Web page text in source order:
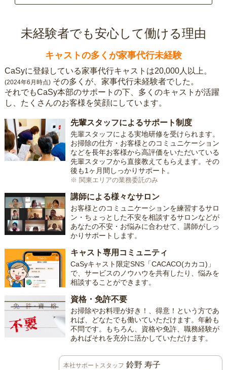
未経験者でも安心して働ける理由
キャストの多くが家事代行未経験
CaSyに登録している家事代行キャストは20,000人以上。
(2024年6月時点) その多くが、家事代行未経験者でした。
それでもCaSy本部のサポートの下、多くのキャストが活躍
し、たくさんのお客様を笑顔にしています。
先輩スタッフによるサポート制度
先輩スタッフによる実地研修を受けられます。
お掃除の仕方・お客様とのコミュニケーション
などを長年お客様から高評価をいただいている
先輩スタッフから直接教えてもらえます。その
後も1ヶ月間しっかりサポート。
※ 関東エリアの業務委託のみ
講師による様々なサロン
お客様とのコミュニケーションを練習するサロ
ン・ちょっとした不安を相談するサロンなどが
あなたの不安・お悩みに合わせて、講師がしっ
かりサポートします。
キャスト専用コミュニティ
CaSyキャスト限定SNS「CACACO(カカコ)」
で、サービスのノウハウを共有したり、悩みを
相談することができます。
資格・免許不要
お掃除やお料理が好き！、得意！という方であ
れば、どなたでも働いていただけます。年齢も
不問です。もちろん、資格や免許、職務経験が
あればそれを充分に活かしていただけます。
本社サポートスタッフ 鈴野 寿子